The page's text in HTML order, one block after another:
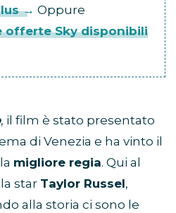
→ Oppure
Sky disponibili
, il film è stato presentato
di Venezia e ha vinto il
migliore regia. Qui al
star Taylor Russel,
alla storia ci sono le